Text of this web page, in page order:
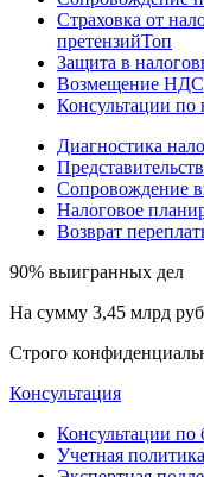
Страховка от
претензийТоп
Защита в
Возмещение НДС
Консультации по
Диагностика
Сопровождение
Налоговое
Возврат
90% выигранных дел
На сумму 3,45 млрд
Строго
Консультация
Консультации по
Учетная политика